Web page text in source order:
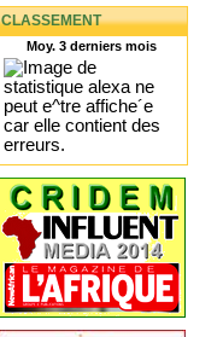
CLASSEMENT
Moy. 3 derniers mois